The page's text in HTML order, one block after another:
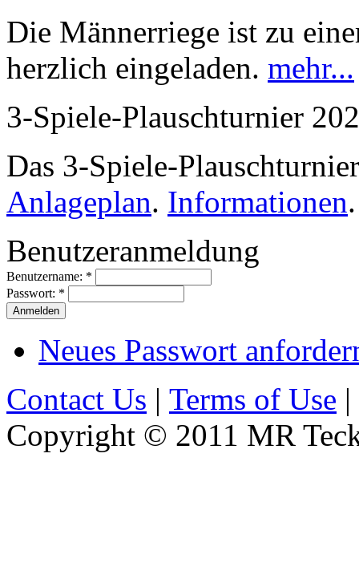
Die Männerriege ist zu
herzlich eingeladen. mehr...
3-Spiele-Plauschturnier
Das 3-Spiele-
Anlageplan. Informationen.
Benutzeranmeldung
Benutzername: *
Passwort: *
Neues Passwort
Contact Us | Terms of Use |
Copyright © 2011 MR